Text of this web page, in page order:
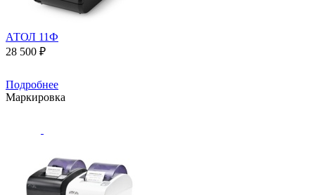
АТОЛ 11Ф
28 500 ₽
Подробнее
Маркировка